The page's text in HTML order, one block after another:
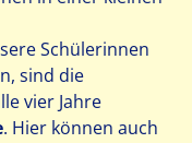
Schülerinnen
sind die
vier Jahre
. Hier können auch